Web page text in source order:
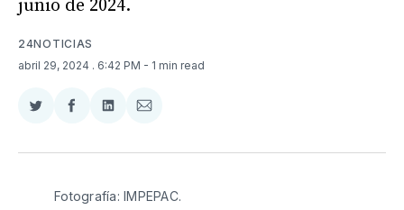
junio de 2024.
24NOTICIAS
abril 29, 2024 . 6:42 PM - 1 min read
Compartir
Twitter
Compartir
Facebook
Compartir
LinkedIn
Compartir
Email
Fotografía: IMPEPAC.